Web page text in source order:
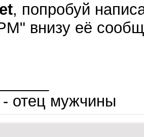
, попробуй
внизу её
отец мужчины